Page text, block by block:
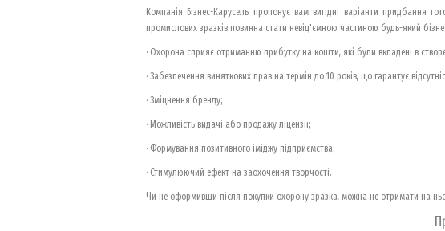
Компанія Бізнес-Карусель пропонує вам вигідні варіанти придбання
промислових зразків повинна стати невід'ємною частиною будь-який
· Охорона сприяє отриманню прибутку на кошти, які були вкладені в
· Забезпечення виняткових прав на термін до 10 років, що гарантує
· Зміцнення бренду;
· Можливість видачі або продажу ліцензії;
· Формування позитивного іміджу підприємства;
· Стимулюючий ефект на заохочення творчості.
Чи не оформивши після покупки охорону зразка, можна не отримати на